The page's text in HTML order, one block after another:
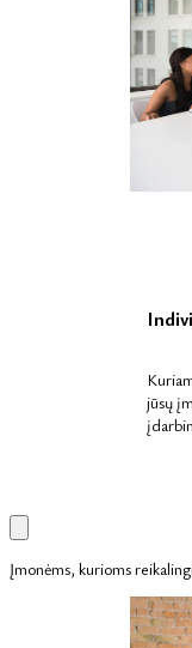
jūsų
Įmonėms, kurioms